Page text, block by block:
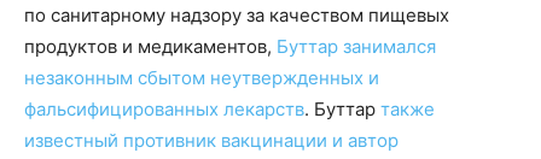
по санитарному надзору за качеством пищевых
продуктов и медикаментов, Буттар занимался
незаконным сбытом неутвержденных и
фальсифицированных лекарств. Буттар также
известный противник вакцинации и автор